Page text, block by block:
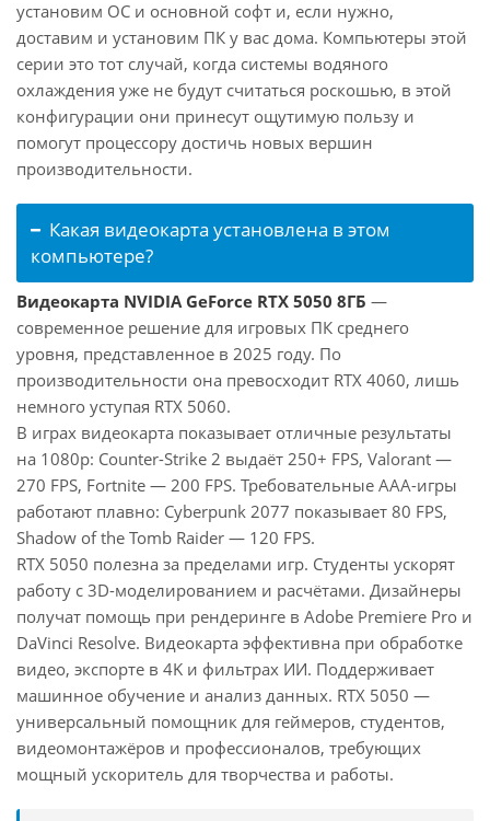
установим ОС и основной софт и, если нужно,
доставим и установим ПК у вас дома. Компьютеры этой
серии это тот случай, когда системы водяного
охлаждения уже не будут считаться роскошью, в этой
конфигурации они принесут ощутимую пользу и
помогут процессору достичь новых вершин
производительности.
Какая видеокарта установлена в этом
компьютере?
Видеокарта NVIDIA GeForce RTX 5050 8ГБ —
современное решение для игровых ПК среднего
уровня, представленное в 2025 году. По
производительности она превосходит RTX 4060, лишь
немного уступая RTX 5060.
В играх видеокарта показывает отличные результаты
на 1080p: Counter-Strike 2 выдаёт 250+ FPS, Valorant —
270 FPS, Fortnite — 200 FPS. Требовательные AAA-игры
работают плавно: Cyberpunk 2077 показывает 80 FPS,
Shadow of the Tomb Raider — 120 FPS.
RTX 5050 полезна за пределами игр. Студенты ускорят
работу с 3D-моделированием и расчётами. Дизайнеры
получат помощь при рендеринге в Adobe Premiere Pro и
DaVinci Resolve. Видеокарта эффективна при обработке
видео, экспорте в 4K и фильтрах ИИ. Поддерживает
машинное обучение и анализ данных. RTX 5050 —
универсальный помощник для геймеров, студентов,
видеомонтажёров и профессионалов, требующих
мощный ускоритель для творчества и работы.